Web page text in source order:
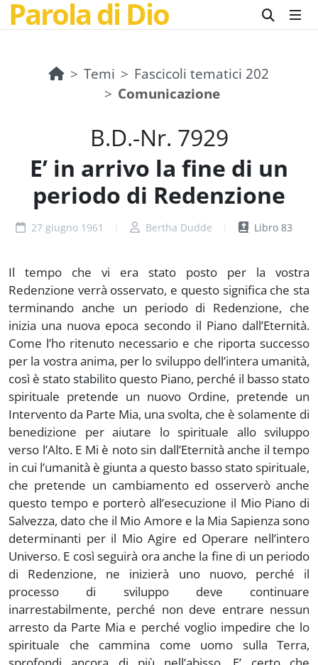
Parola di Dio
Temi
Fascicoli tematici 202
Comunicazione
B.D.-Nr. 7929
E’ in arrivo la fine di un
periodo di Redenzione
27 giugno 1961 Bertha Dudde Libro 83
Il tempo che vi era stato posto per la vostra
Redenzione verrà osservato, e questo significa che sta
terminando anche un periodo di Redenzione, che
inizia una nuova epoca secondo il Piano dall’Eternità.
Come l’ho ritenuto necessario e che riporta successo
per la vostra anima, per lo sviluppo dell’intera umanità,
così è stato stabilito questo Piano, perché il basso stato
spirituale pretende un nuovo Ordine, pretende un
Intervento da Parte Mia, una svolta, che è solamente di
benedizione per aiutare lo spirituale allo sviluppo
verso l’Alto. E Mi è noto sin dall’Eternità anche il tempo
in cui l’umanità è giunta a questo basso stato spirituale,
che pretende un cambiamento ed osserverò anche
questo tempo e porterò all’esecuzione il Mio Piano di
Salvezza, dato che il Mio Amore e la Mia Sapienza sono
determinanti per il Mio Agire ed Operare nell’intero
Universo. E così seguirà ora anche la fine di un periodo
di Redenzione, ne inizierà uno nuovo, perché il
processo di sviluppo deve continuare
inarrestabilmente, perché non deve entrare nessun
arresto da Parte Mia e perché voglio impedire che lo
spirituale che cammina come uomo sulla Terra,